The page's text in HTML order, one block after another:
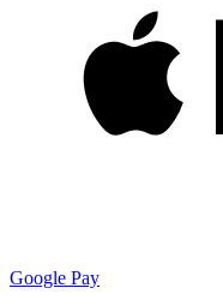
Google Pay